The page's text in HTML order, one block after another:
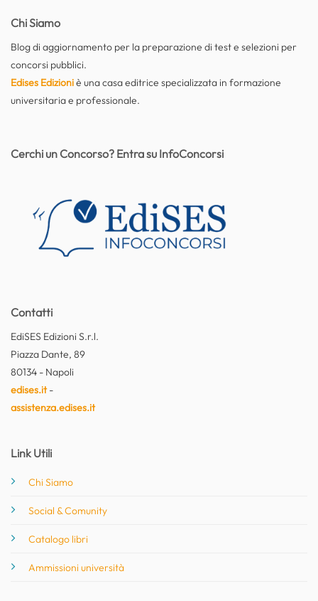
Chi Siamo
Blog di aggiornamento per la preparazione di test e selezioni per
concorsi pubblici.
Edises Edizioniè una casa editrice specializzata in formazione
universitaria e professionale.
Contatti
EdiSES Edizioni S.r.l.
Piazza Dante, 89
80134 - Napoli
edises.it-
assistenza.edises.it
Link Utili
Chi Siamo
Social & Comunity
Catalogo libri
Ammissioni università
Cerchi un Concorso? Entra su InfoConcorsi